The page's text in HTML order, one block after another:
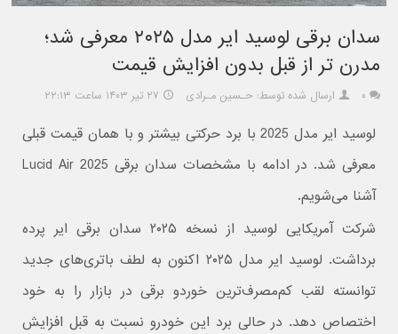
سدان برقی لوسید ایر مدل ۲۰۲۵ معرفی شد؛
مدرن تر از قبل بدون افزایش قیمت
۰ ارسال شده توسط: حـسین مـرادی ۲۷ تیر ۱۴۰۳ ساعت ۲۲:۱۳
لوسید ایر مدل 2025 با برد حرکتی بیشتر و با همان قیمت قبلی
معرفی شد. در ادامه با مشخصات سدان برقی Lucid Air 2025
آشنا می‌شویم.
شرکت آمریکایی لوسید از نسخه ۲۰۲۵ سدان برقی ایر پرده
برداشت. لوسید ایر مدل ۲۰۲۵ اکنون به لطف باتری‌های جدید
توانسته لقب کم‌مصرف‌ترین خوردو برقی در بازار را به خود
اختصاص دهد. در حالی برد این خودرو نسبت به قبل افزایش